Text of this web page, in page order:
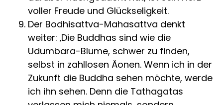
voller Freude und Glückseligkeit.
Der Bodhisattva-Mahasattva denkt
weiter: ‚Die Buddhas sind wie die
Udumbara-Blume, schwer zu finden,
selbst in zahllosen Äonen. Wenn ich in der
Zukunft die Buddha sehen möchte, werde
ich ihn sehen. Denn die Tathagatas